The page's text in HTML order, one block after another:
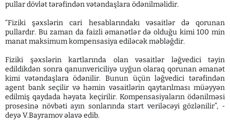
pullar dövlət tərəfindən vətəndaşlara ödənilməlidir.
“Fiziki şəxslərin cari hesablarındakı vəsaitlər də qorunan
pullardır. Bu zaman da faizli əmanətlər də olduğu kimi 100 min
manat maksimum kompensasiya ediləcək məbləğdir.
Fiziki şəxslərin kartlarında olan vəsaitlər ləğvedici təyin
edildikdən sonra qanunvericiliyə uyğun olaraq qorunan əmanət
kimi vətəndaşlara ödənilir. Bunun üçün ləğvedici tərəfindən
agent bank seçilir və həmin vəsaitlərin qaytarılması müəyyən
edilmiş qaydada həyata keçirilir. Kompensasiyaların ödənilməsi
prosesinə növbəti ayın sonlarında start veriləcəyi gözlənilir”, -
deyə V.Bayramov əlavə edib.